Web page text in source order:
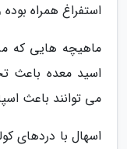
استفراغ همراه
ماهیچه هایی که
اسید معده باعث
می توانند باعث
اسهال با دردهای